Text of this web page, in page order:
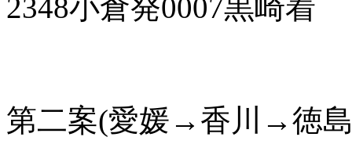
2348小倉発0007黒崎着
第二案(愛媛→香川→徳